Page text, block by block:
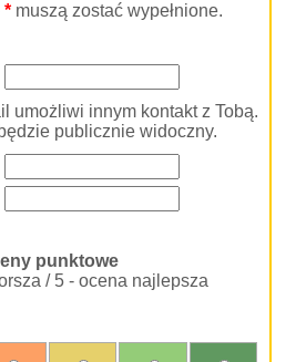
* muszą zostać wypełnione.
umożliwi innym kontakt z Tobą.
publicznie widoczny.
punktowe
/ 5 - ocena najlepsza